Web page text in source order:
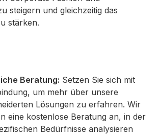
steigern und gleichzeitig das
stärken.
Beratung: Setzen Sie sich mit
um mehr über unsere
Lösungen zu erfahren. Wir
eine kostenlose Beratung an, in der
Bedürfnisse analysieren